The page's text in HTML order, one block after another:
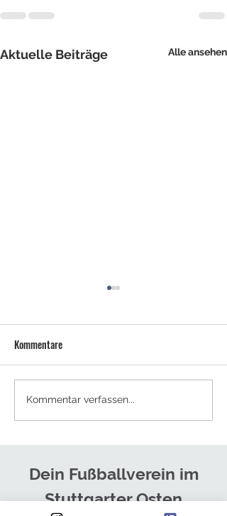
Aktuelle Beiträge Alle ansehen
NEUES TRAINERTEAM FÜR DIE
HERREN
Kommentare
Kommentar verfassen...
Dein Fußballverein im
Stuttgarter Osten